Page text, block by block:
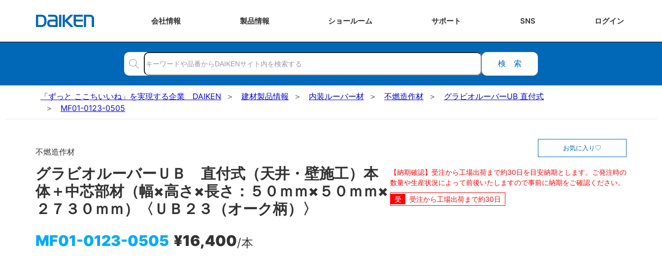
会社情報 製品情報 ショールーム サポート SNS ログイン
検索
「ずっと ここちいいね」を実現する企業 DAIKEN 建材製品情報 内装ルーバー材 不燃造作材
グラビオルーバーUB 直付式
MF01-0123-0505
不燃造作材
グラビオルーバーＵＢ 直付式（天井・壁施工）本
体＋中芯部材（幅×高さ×長さ：５０ｍｍ×５０ｍｍ×
２７３０ｍｍ）〈ＵＢ２３（オーク柄）〉
MF01-0123-0505 ¥16,400/本
お気に入り
【納期確認】受注から工場出荷まで約30日を目安納期とします。ご発注時の
数量や生産状況によって前後いたしますので事前に納期をご確認ください。
受注から工場出荷まで約30日